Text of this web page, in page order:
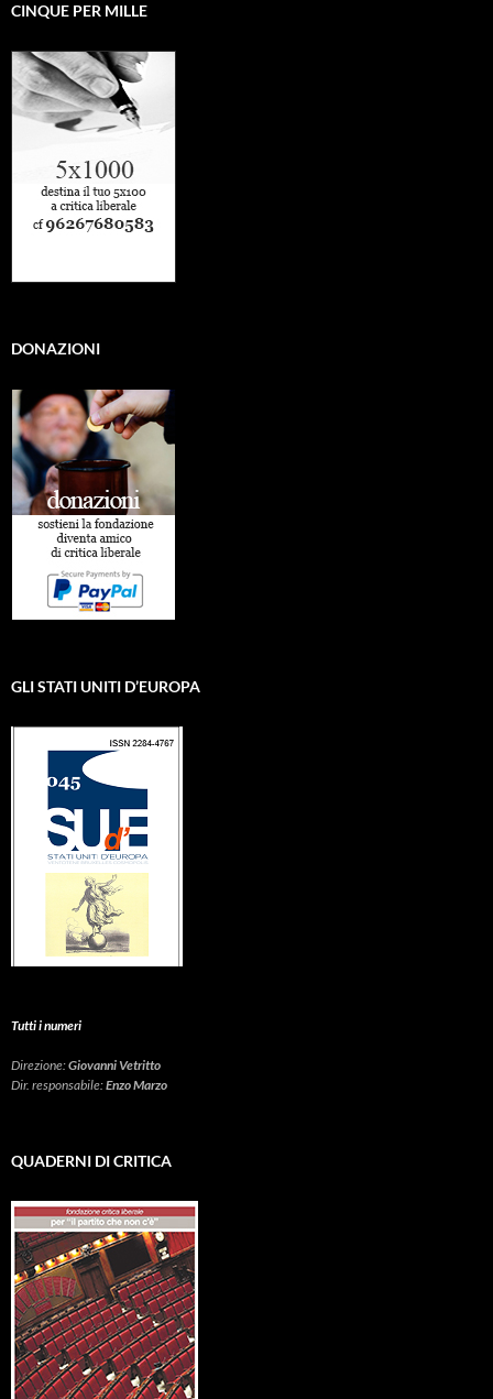
CINQUE PER MILLE
DONAZIONI
GLI STATI UNITI D’EUROPA
Tutti i numeri
Direzione:Giovanni Vetritto
Dir. responsabile:Enzo Marzo
QUADERNI DI CRITICA